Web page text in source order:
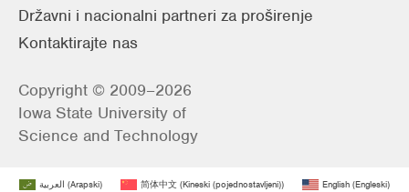
Državni i nacionalni partneri za proširenje
Kontaktirajte nas
Copyright © 2009–2026
Iowa State University of
Science and Technology
العربية (Arapski) 简体中文 (Kineski (pojednostavljeni)) English (Engleski)